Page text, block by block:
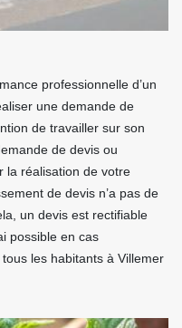
professionnelle d’un
une demande de
de travailler sur son
de devis ou
la réalisation de votre
de devis n’a pas de
un devis est rectifiable
possible en cas
les habitants à Villemer